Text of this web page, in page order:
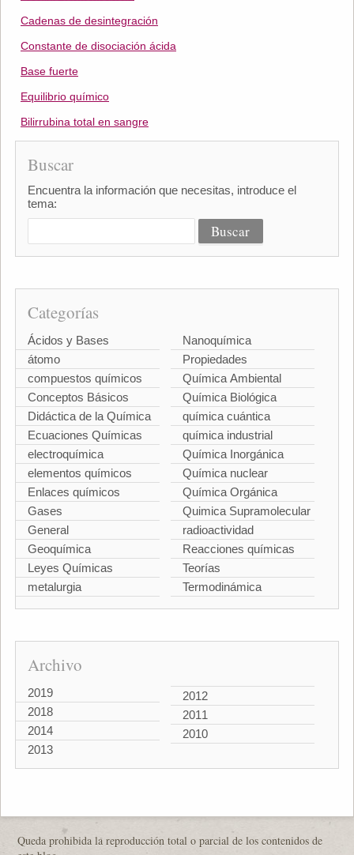
Cadenas de desintegración
Constante de disociación ácida
Base fuerte
Equilibrio químico
Bilirrubina total en sangre
Buscar
Encuentra la información que necesitas, introduce el
tema:
Categorías
Ácidos y Bases
átomo
compuestos químicos
Conceptos Básicos
Didáctica de la Química
Ecuaciones Químicas
electroquímica
elementos químicos
Enlaces químicos
Gases
General
Geoquímica
Leyes Químicas
metalurgia
Nanoquímica
Propiedades
Química Ambiental
Química Biológica
química cuántica
química industrial
Química Inorgánica
Química nuclear
Química Orgánica
Quimica Supramolecular
radioactividad
Reacciones químicas
Teorías
Termodinámica
Archivo
2019
2018
2014
2013
2012
2011
2010
Queda prohibida la reproducción total o parcial de los contenidos de